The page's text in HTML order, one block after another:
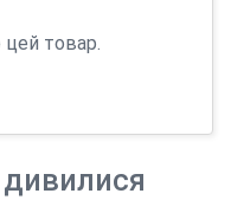
цей товар.